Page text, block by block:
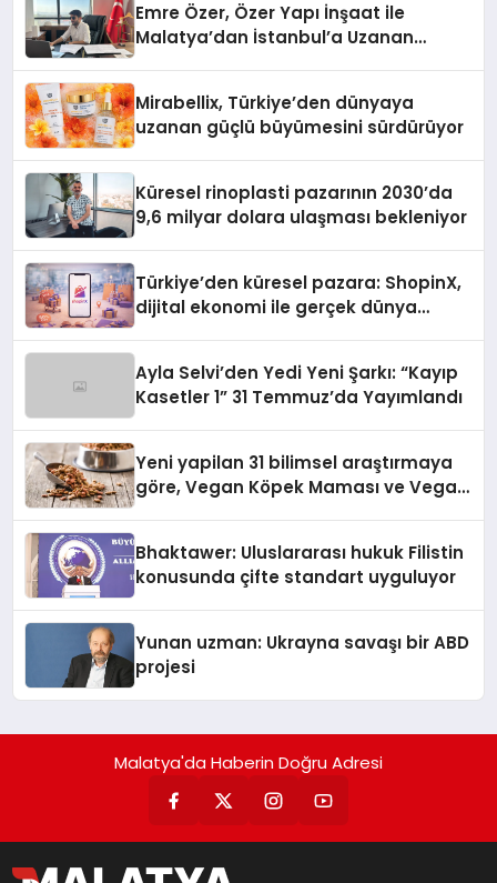
Emre Özer, Özer Yapı İnşaat ile
Malatya’dan İstanbul’a Uzanan
Mirabellix, Türkiye’den dünyaya
uzanan güçlü büyümesini sürdürüyor
Küresel rinoplasti pazarının 2030’da
9,6 milyar dolara ulaşması bekleniyor
Türkiye’den küresel pazara: ShopinX,
dijital ekonomi ile gerçek dünya
Ayla Selvi’den Yedi Yeni Şarkı: “Kayıp
Kasetler 1” 31 Temmuz’da Yayımlandı
Yeni yapilan 31 bilimsel araştırmaya
göre, Vegan Köpek Maması ve Vegan
Bhaktawer: Uluslararası hukuk Filistin
konusunda çifte standart uyguluyor
Yunan uzman: Ukrayna savaşı bir ABD
projesi
Malatya'da Haberin Doğru Adresi